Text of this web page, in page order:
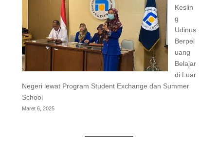
Keslin
g
Udinus
Berpel
uang
Belajar
di Luar
Negeri lewat Program Student Exchange dan Summer
School
Maret 6, 2025